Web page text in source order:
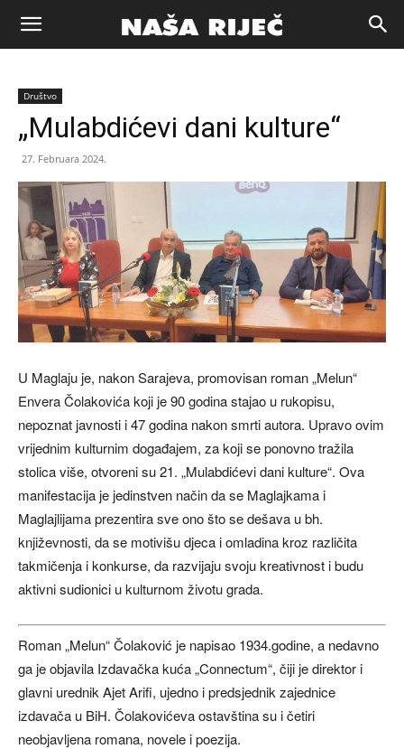
Naša
riječ
Zenica
Društvo
„Mulabdićevi dani kulture“
27. Februara 2024.
U Maglaju je, nakon Sarajeva, promovisan roman „Melun“
Envera Čolakovića koji je 90 godina stajao u rukopisu,
nepoznat javnosti i 47 godina nakon smrti autora. Upravo ovim
vrijednim kulturnim događajem, za koji se ponovno tražila
stolica više, otvoreni su 21. „Mulabdićevi dani kulture“. Ova
manifestacija je jedinstven način da se Maglajkama i
Maglajlijama prezentira sve ono što se dešava u bh.
književnosti, da se motivišu djeca i omladina kroz različita
takmičenja i konkurse, da razvijaju svoju kreativnost i budu
aktivni sudionici u kulturnom životu grada.
Roman „Melun“ Čolaković je napisao 1934.godine, a nedavno
ga je objavila Izdavačka kuća „Connectum“, čiji je direktor i
glavni urednik Ajet Arifi, ujedno i predsjednik zajednice
izdavača u BiH. Čolakovićeva ostavština su i četiri
neobjavljena romana, novele i poezija.